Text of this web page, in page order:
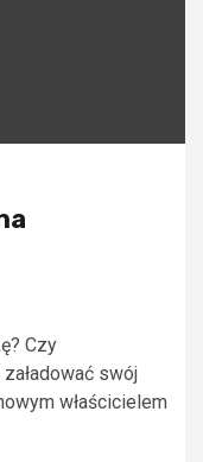
Czy
swój
właścicielem